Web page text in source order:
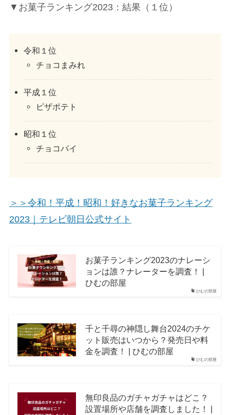
▼お菓子ランキング2023：結果（１位）
令和１位
チョコまみれ
平成１位
ピザポテト
昭和１位
チョコパイ
＞＞令和！平成！昭和！好きなお菓子ランキング
2023｜テレビ朝日公式サイト
ひむの部屋
お菓子ランキング2023のナレーシ
ョンは誰？ナレーターを調査！ |
ひむの部屋
ひむの部屋
千と千尋の神隠し舞台2024のチケ
ット販売はいつから？発売日や料
金を調査！ | ひむの部屋
無印良品のガチャガチャはどこ？
設置場所や店舗を調査しました！ |